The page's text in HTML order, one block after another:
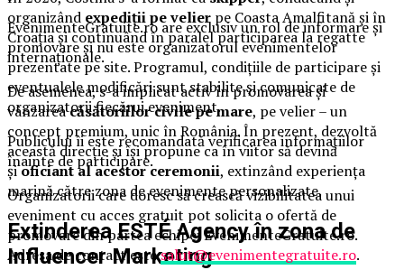
organizând expediții pe velier pe Coasta Amalfitană și în
Croația și continuând în paralel participarea la regatte
internaționale.
De asemenea, s-a implicat activ în promovarea și
vânzareacăsătoriilor civile pe mare, pe velier – un
concept premium, unic în România. În prezent, dezvoltă
această direcție și își propune ca în viitor să devină
șioficiant al acestor ceremonii, extinzând experiența
marină către zona de evenimente personalizate.
Extinderea ESTÉ Agency în zona de
Influencer Marketing
EvenimenteGratuite.ro are exclusiv un rol de informare și
promovare și nu este organizatorul evenimentelor
prezentate pe site. Programul, condițiile de participare și
eventualele modificări sunt stabilite și comunicate de
organizatorii fiecărui eveniment.
Publicului îi este recomandată verificarea informațiilor
înainte de participare.
Organizatorii care doresc să crească vizibilitatea unui
eveniment cu acces gratuit pot solicita o ofertă de
promovare din partea echipei EvenimenteGratuite.ro.
Adresa de contact estesalut@evenimentegratuite.ro.